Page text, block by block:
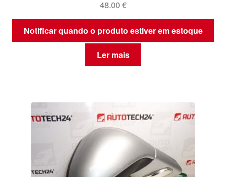
48.00 €
Notificar quando o produto estiver em estoque
Ler mais